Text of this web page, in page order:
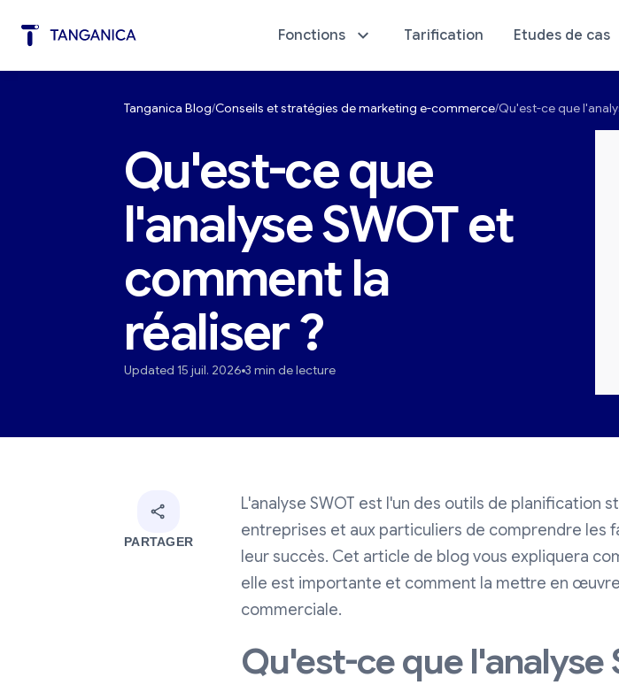
Fonctions
Automatisation du marketing Diagnostic de votre boutique
Tarification Etudes de cas
Tanganica Blog Conseils et stratégies de marketing e-commerce Qu'est-ce que
Qu'est-ce que
l'analyse SWOT et
comment la
réaliser ?
Updated 15 juil. 2026 3 min de lecture
PARTAGER
L'analyse SWOT est l'un des outils de
entreprises et aux particuliers de comprendre les
leur succès. Cet article de blog vous expliquera
elle est importante et comment la mettre en
commerciale.
Qu'est-ce que l'analyse